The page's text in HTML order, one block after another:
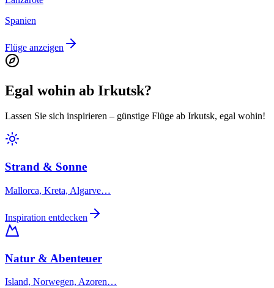
Spanien
Flüge anzeigen
Egal wohin ab Irkutsk?
Lassen Sie sich inspirieren – günstige Flüge ab Irkutsk, egal wohin!
Strand & Sonne
Mallorca, Kreta, Algarve…
Inspiration entdecken
Natur & Abenteuer
Island, Norwegen, Azoren…